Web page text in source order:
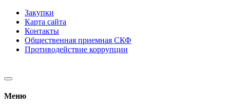
Закупки
Карта сайта
Контакты
Общественная приемная СКФ
Противодействие коррупции
Меню